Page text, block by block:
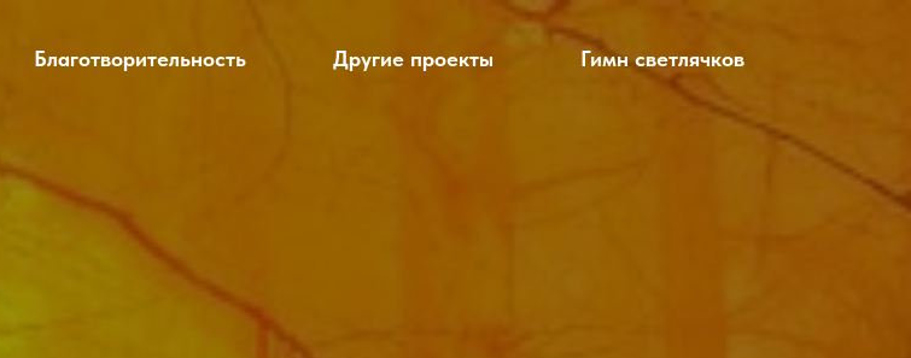
Благотворительность Другие проекты Гимн светлячков